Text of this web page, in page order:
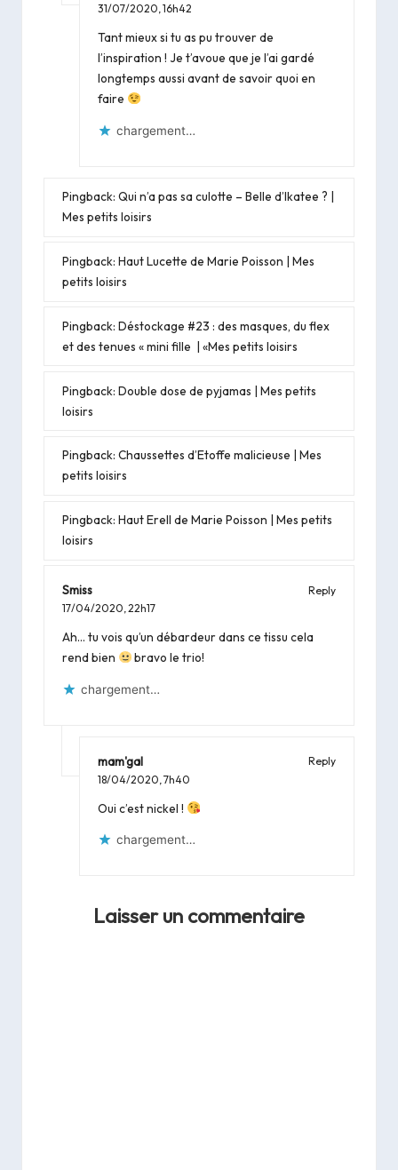
31/07/2020,16h42
Tant mieux si tu as pu trouver de
l’inspiration ! Je t’avoue que je l’ai gardé
longtemps aussi avant de savoir quoi en
faire
chargement…
Pingback: Qui n’a pas sa culotte – Belle d’Ikatee ? |
Mes petits loisirs
Pingback: Haut Lucette de Marie Poisson | Mes
petits loisirs
Pingback: Déstockage #23 : des masques, du flex
et des tenues « mini fille | «Mes petits loisirs
Pingback: Double dose de pyjamas | Mes petits
loisirs
Pingback: Chaussettes d’Etoffe malicieuse | Mes
petits loisirs
Pingback: Haut Erell de Marie Poisson | Mes petits
loisirs
Smiss
Reply
17/04/2020,22h17
Ah… tu vois qu’un débardeur dans ce tissu cela
rend bien
bravo le trio!
chargement…
mam'gal
Reply
18/04/2020, 7h40
Oui c’est nickel !
chargement…
Laisser un commentaire